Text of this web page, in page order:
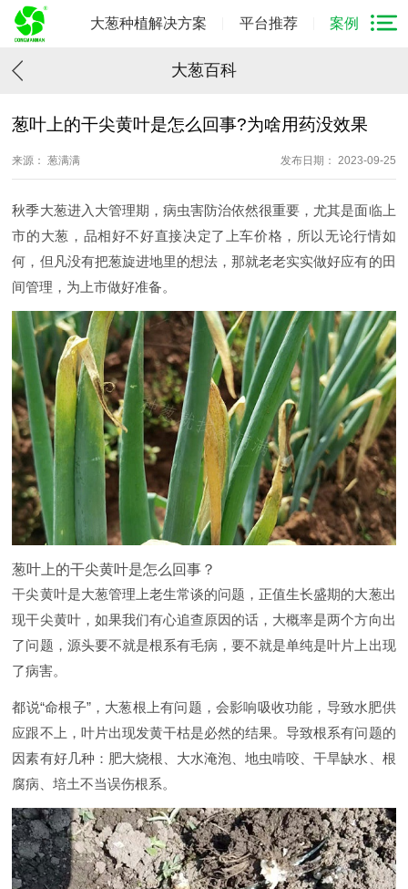
大葱种植解决方案 平台推荐 案例
大葱百科
葱叶上的干尖黄叶是怎么回事?为啥用药没效果
来源： 葱满满 发布日期： 2023-09-25
秋季大葱进入大管理期，病虫害防治依然很重要，尤其是面临上
市的大葱，品相好不好直接决定了上车价格，所以无论行情如
何，但凡没有把葱旋进地里的想法，那就老老实实做好应有的田
间管理，为上市做好准备。
葱叶上的干尖黄叶是怎么回事？
干尖黄叶是大葱管理上老生常谈的问题，正值生长盛期的大葱出
现干尖黄叶，如果我们有心追查原因的话，大概率是两个方向出
了问题，源头要不就是根系有毛病，要不就是单纯是叶片上出现
了病害。
都说“命根子”，大葱根上有问题，会影响吸收功能，导致水肥供
应跟不上，叶片出现发黄干枯是必然的结果。导致根系有问题的
因素有好几种：肥大烧根、大水淹泡、地虫啃咬、干旱缺水、根
腐病、培土不当误伤根系。